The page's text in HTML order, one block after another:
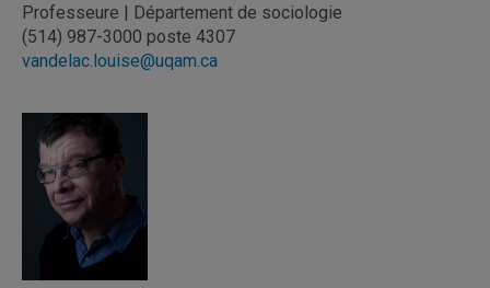
Professeure | Département de sociologie
(514) 987-3000 poste 4307
vandelac.louise@uqam.ca